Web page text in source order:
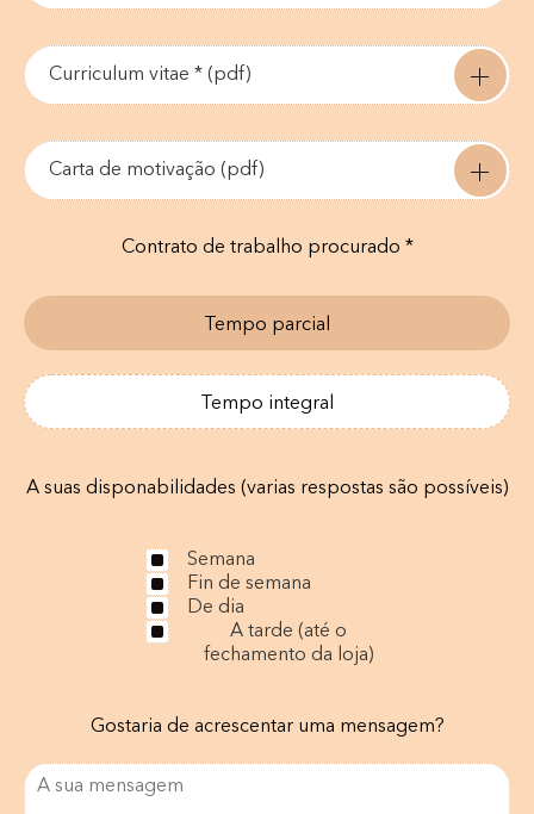
Curriculum vitae * (pdf)
Carta de motivação (pdf)
Contrato de trabalho procurado *
Tempo parcial
Tempo integral
A suas disponabilidades (varias respostas são possíveis)
Semana
Fin de semana
De dia
A tarde (até o
fechamento da loja)
Gostaria de acrescentar uma mensagem?